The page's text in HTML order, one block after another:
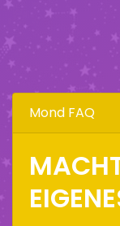
Mond FAQ